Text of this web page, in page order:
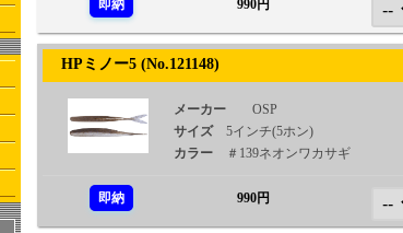
即納 990円
HPミノー5 (No.121148)
メーカー
OSP
サイズ
5インチ(5ホン)
カラー
＃139ネオンワカサギ
即納 990円